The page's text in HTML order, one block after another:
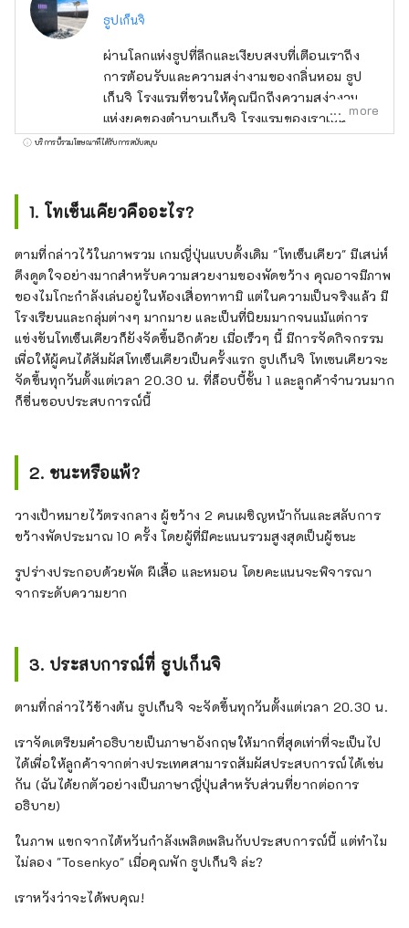
ธูปเก็นจิ
ผ่านโลกแห่งธูปที่ลึกและเงียบสงบที่เตือนเราถึง
การต้อนรับและความสง่างามของกลิ่นหอม ธูป
เก็นจิ โรงแรมที่ชวนให้คุณนึกถึงความสง่างาม
แห่งยุคของตำนานเก็นจิ โรงแรมของเราเป็น
โรงแรมสไตล์ญี่ปุ่นแห่งแรกในญี่ปุ่นที่ตกแต่งในธีม
คุณและทั่วทั้งโรงแรม
more
บริการนี้รวมโฆษณาที่ได้รับการสนับสนุน
1. โทเซ็นเคียวคืออะไร?
ตามที่กล่าวไว้ในภาพรวม เกมญี่ปุ่นแบบดั้งเดิม "โทเซ็นเคียว" มีเสน่ห์
ดึงดูดใจอย่างมากสำหรับความสวยงามของพัดขว้าง คุณอาจมีภาพ
ของไมโกะกำลังเล่นอยู่ในห้องเสื่อทาทามิ แต่ในความเป็นจริงแล้ว มี
โรงเรียนและกลุ่มต่างๆ มากมาย และเป็นที่นิยมมากจนแม้แต่การ
แข่งขันโทเซ็นเคียวก็ยังจัดขึ้นอีกด้วย เมื่อเร็วๆ นี้ มีการจัดกิจกรรม
เพื่อให้ผู้คนได้สัมผัสโทเซ็นเคียวเป็นครั้งแรก ธูปเก็นจิ โทเซนเคียวจะ
จัดขึ้นทุกวันตั้งแต่เวลา 20.30 น. ที่ล็อบบี้ชั้น 1 และลูกค้าจำนวนมาก
ก็ชื่นชอบประสบการณ์นี้
2. ชนะหรือแพ้?
วางเป้าหมายไว้ตรงกลาง ผู้ขว้าง 2 คนเผชิญหน้ากันและสลับการ
ขว้างพัดประมาณ 10 ครั้ง โดยผู้ที่มีคะแนนรวมสูงสุดเป็นผู้ชนะ
รูปร่างประกอบด้วยพัด ผีเสื้อ และหมอน โดยคะแนนจะพิจารณา
จากระดับความยาก
3. ประสบการณ์ที่ ธูปเก็นจิ
ตามที่กล่าวไว้ข้างต้น ธูปเก็นจิ จะจัดขึ้นทุกวันตั้งแต่เวลา 20.30 น.
เราจัดเตรียมคำอธิบายเป็นภาษาอังกฤษให้มากที่สุดเท่าที่จะเป็นไป
ได้เพื่อให้ลูกค้าจากต่างประเทศสามารถสัมผัสประสบการณ์ได้เช่น
กัน (ฉันได้ยกตัวอย่างเป็นภาษาญี่ปุ่นสำหรับส่วนที่ยากต่อการ
อธิบาย)
ในภาพ แขกจากไต้หวันกำลังเพลิดเพลินกับประสบการณ์นี้ แต่ทำไม
ไม่ลอง "Tosenkyo" เมื่อคุณพัก ธูปเก็นจิ ล่ะ?
เราหวังว่าจะได้พบคุณ!